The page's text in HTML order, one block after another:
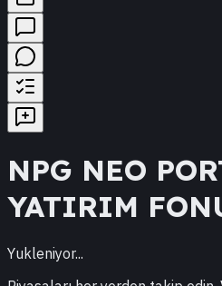
NPG NEO
YATIRIM
Yukleniyor...